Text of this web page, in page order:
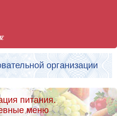
организации
питания.
меню